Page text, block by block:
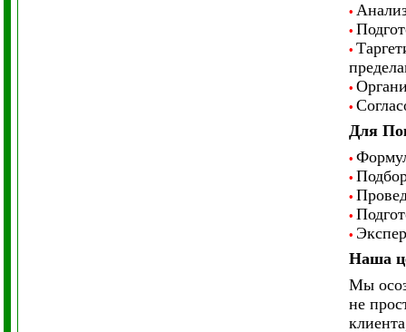
•
•
•
•
•
Для
•
•
•
•
•
Наша
Мы
не